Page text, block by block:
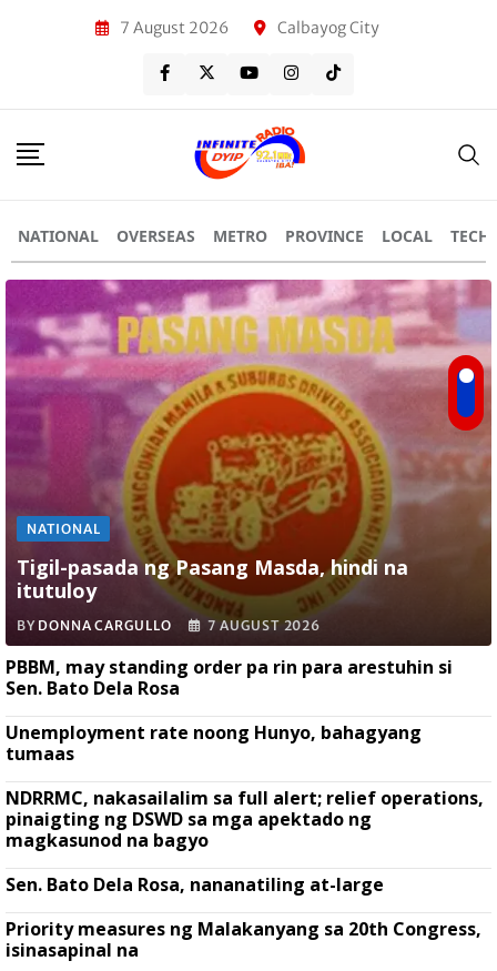
7 August 2026 Calbayog City
NATIONAL OVERSEAS METRO PROVINCE LOCAL TECH
NATIONAL
Tigil-pasada ng Pasang Masda, hindi na
itutuloy
BY DONNA CARGULLO 7 AUGUST 2026
PBBM, may standing order pa rin para arestuhin si
Sen. Bato Dela Rosa
Unemployment rate noong Hunyo, bahagyang
tumaas
NDRRMC, nakasailalim sa full alert; relief operations,
pinaigting ng DSWD sa mga apektado ng
magkasunod na bagyo
Sen. Bato Dela Rosa, nananatiling at-large
Priority measures ng Malakanyang sa 20th Congress,
isinasapinal na